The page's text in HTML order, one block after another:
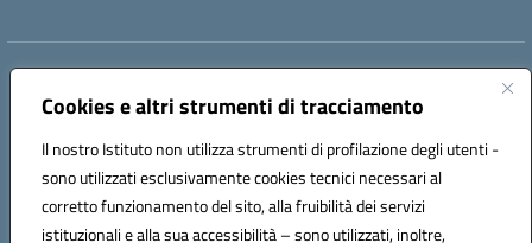
Cookies e altri strumenti di tracciamento
Il nostro Istituto non utilizza strumenti di profilazione degli utenti -
sono utilizzati esclusivamente cookies tecnici necessari al
corretto funzionamento del sito, alla fruibilità dei servizi
istituzionali e alla sua accessibilità – sono utilizzati, inoltre,
Indirizzo:
Centralino:096721161 Email:czic869004@istruzione.it
Codice fiscale: 84000710792
Codice meccanografico:
CZIC869004
Codice unico di fatturazione (CUF): UFKGA0